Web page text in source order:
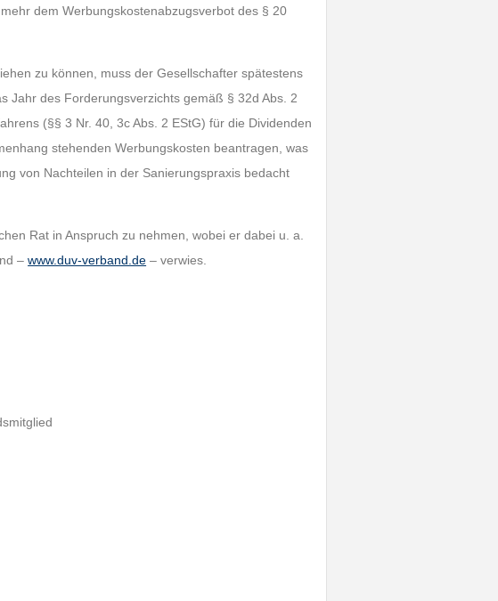
dem Werbungskostenabzugsverbot des § 20
zu können, muss der Gesellschafter spätestens
Jahr des Forderungsverzichts gemäß § 32d Abs. 2
(§§ 3 Nr. 40, 3c Abs. 2 EStG) für die Dividenden
stehenden Werbungskosten beantragen, was
von Nachteilen in der Sanierungspraxis bedacht
Rat in Anspruch zu nehmen, wobei er dabei u. a.
–www.duv-verband.de – verwies.